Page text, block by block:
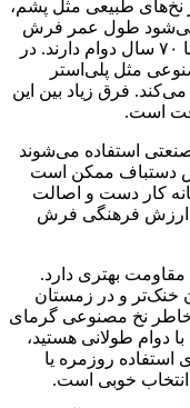
نخ‌های طبیعی مثل پشم،
می‌شود طول عمر فرش
خیلی بالا باشد. بعضی از این فرش‌ها حتی تا ۷۰ سال دوام دارند. در
مثل پلی‌استر
۲۰ تا ۲۵ سال عمر می‌کند. فرق زیاد بین این
است.
استفاده می‌شوند
دستباف ممکن است
کار دست و اصالت
و ارزش فرهنگی فرش
بهتری دارد.
خنک‌تر و در زمستان
نخ مصنوعی گرمای
دوام طولانی هستید،
استفاده روزمره یا
خوبی است.